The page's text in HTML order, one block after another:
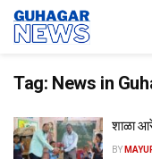
Tag: News in
शाळा
BY